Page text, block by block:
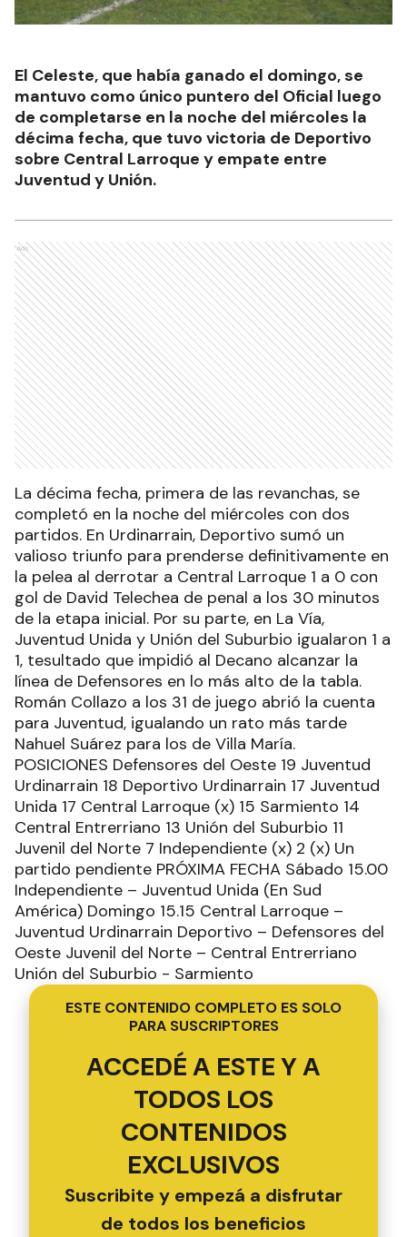
El Celeste, que había ganado el domingo, se
mantuvo como único puntero del Oficial luego
de completarse en la noche del miércoles la
décima fecha, que tuvo victoria de Deportivo
sobre Central Larroque y empate entre
Juventud y Unión.
Ads
La décima fecha, primera de las revanchas, se
completó en la noche del miércoles con dos
partidos. En Urdinarrain, Deportivo sumó un
valioso triunfo para prenderse definitivamente en
la pelea al derrotar a Central Larroque 1 a 0 con
gol de David Telechea de penal a los 30 minutos
de la etapa inicial. Por su parte, en La Vía,
Juventud Unida y Unión del Suburbio igualaron 1 a
1, tesultado que impidió al Decano alcanzar la
línea de Defensores en lo más alto de la tabla.
Román Collazo a los 31 de juego abrió la cuenta
para Juventud, igualando un rato más tarde
Nahuel Suárez para los de Villa María.
POSICIONES Defensores del Oeste 19 Juventud
Urdinarrain 18 Deportivo Urdinarrain 17 Juventud
Unida 17 Central Larroque (x) 15 Sarmiento 14
Central Entrerriano 13 Unión del Suburbio 11
Juvenil del Norte 7 Independiente (x) 2 (x) Un
partido pendiente PRÓXIMA FECHA Sábado 15.00
Independiente – Juventud Unida (En Sud
América) Domingo 15.15 Central Larroque –
Juventud Urdinarrain Deportivo – Defensores del
Oeste Juvenil del Norte – Central Entrerriano
Unión del Suburbio - Sarmiento
ESTE CONTENIDO COMPLETO ES SOLO
PARA SUSCRIPTORES
ACCEDÉ A ESTE Y A
TODOS LOS
CONTENIDOS
EXCLUSIVOS
Suscribite y empezá a disfrutar
de todos los beneficios